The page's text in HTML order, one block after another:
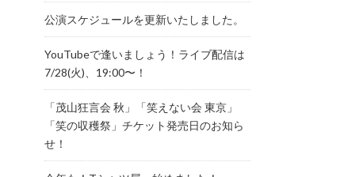
公演スケジュールを更新いたしました。
YouTubeで逢いましょう！ライブ配信は
7/28(火)、19:00〜！
「茂山狂言会 秋」「笑えない会 東京」
「笑の収穫祭」チケット発売日のお知ら
せ！